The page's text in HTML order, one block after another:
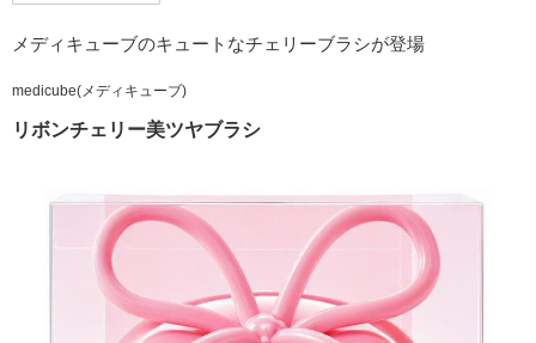
メディキューブのキュートなチェリーブラシが登場
medicube(メディキューブ)
リボンチェリー美ツヤブラシ